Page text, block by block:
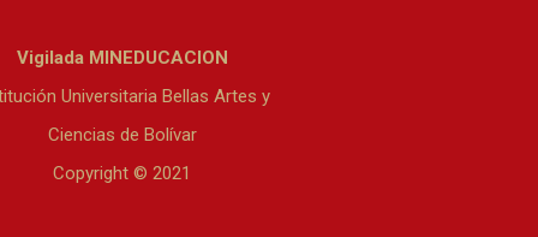
Vigilada MINEDUCACION
Universitaria Bellas Artes y
Ciencias de Bolívar
Copyright © 2021